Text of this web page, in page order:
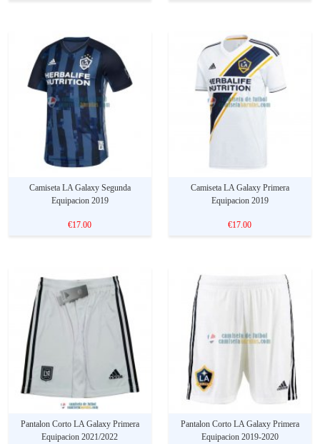
Camiseta LA Galaxy Segunda
Equipacion 2019
€17.00
Camiseta LA Galaxy Primera
Equipacion 2019
€17.00
Pantalon Corto LA Galaxy Primera
Equipacion 2021/2022
Pantalon Corto LA Galaxy Primera
Equipacion 2019-2020